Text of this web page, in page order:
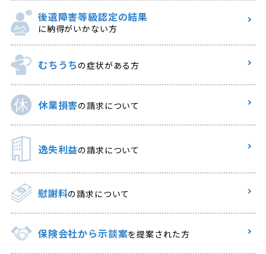
後遺障害等級認定の結果
に納得がいかない方
むちうちの症状がある方
休業損害の請求について
逸失利益の請求について
慰謝料の請求について
保険会社から示談案を提案された方